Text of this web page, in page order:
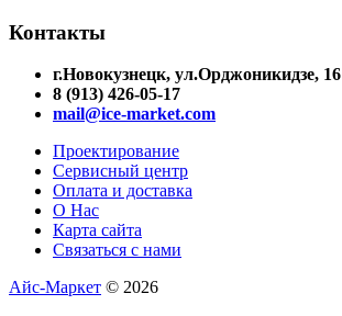
Контакты
г.Новокузнецк, ул.Орджоникидзе, 16
8 (913) 426-05-17
mail@ice-market.com
Проектирование
Сервисный центр
Оплата и доставка
О Нас
Карта сайта
Связаться с нами
Айс-Маркет © 2026